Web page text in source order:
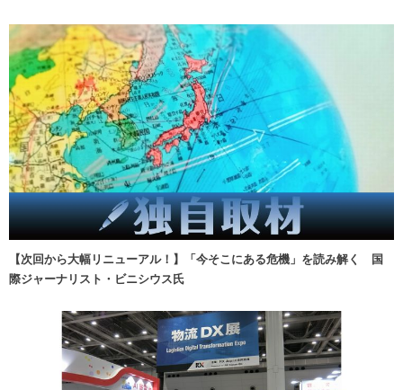
【次回から大幅リニューアル！】「今そこにある危機」を読み解く 国
際ジャーナリスト・ビニシウス氏